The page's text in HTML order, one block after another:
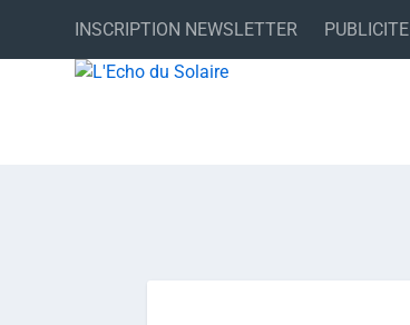
INSCRIPTION NEWSLETTER PUBLICITE